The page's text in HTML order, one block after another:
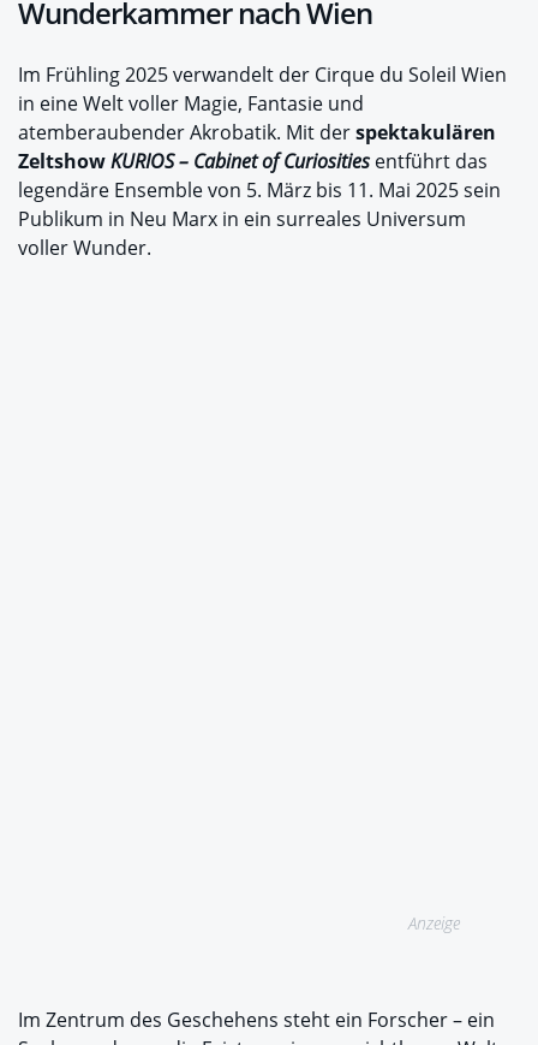
Wunderkammer nach Wien
Im Frühling 2025 verwandelt der Cirque du Soleil Wien
in eine Welt voller Magie, Fantasie und
atemberaubender Akrobatik. Mit derspektakulären
ZeltshowKURIOS – Cabinet of Curiosities entführt das
legendäre Ensemble von 5. März bis 11. Mai 2025 sein
Publikum in Neu Marx in ein surreales Universum
voller Wunder.
Anzeige
Im Zentrum des Geschehens steht ein Forscher – ein